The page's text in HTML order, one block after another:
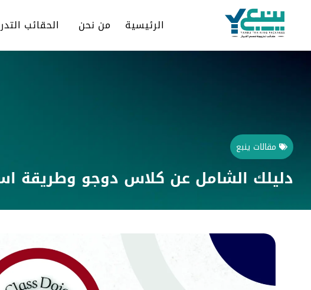
الرئيسية من نحن الحقائب
مقالات ينبع
دليلك الشامل عن كلاس دوجو وطريقة